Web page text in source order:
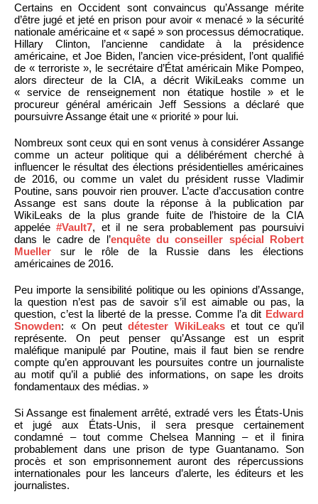
Certains en Occident sont convaincus qu’Assange mérite
d’être jugé et jeté en prison pour avoir « menacé » la sécurité
nationale américaine et « sapé » son processus démocratique.
Hillary Clinton, l’ancienne candidate à la présidence
américaine, et Joe Biden, l’ancien vice-président, l’ont qualifié
de « terroriste », le secrétaire d’État américain Mike Pompeo,
alors directeur de la CIA, a décrit WikiLeaks comme un
« service de renseignement non étatique hostile » et le
procureur général américain Jeff Sessions a déclaré que
poursuivre Assange était une « priorité » pour lui.
Nombreux sont ceux qui en sont venus à considérer Assange
comme un acteur politique qui a délibérément cherché à
influencer le résultat des élections présidentielles américaines
de 2016, ou comme un valet du président russe Vladimir
Poutine, sans pouvoir rien prouver. L’acte d’accusation contre
Assange est sans doute la réponse à la publication par
WikiLeaks de la plus grande fuite de l’histoire de la CIA
appelée#Vault7, et il ne sera probablement pas poursuivi
dans le cadre de l’enquête du conseiller spécial Robert
Mueller sur le rôle de la Russie dans les élections
américaines de 2016.
Peu importe la sensibilité politique ou les opinions d’Assange,
la question n’est pas de savoir s’il est aimable ou pas, la
question, c’est la liberté de la presse. Comme l’a dit Edward
Snowden: « On peutdétester WikiLeakset tout ce qu’il
représente. On peut penser qu’Assange est un esprit
maléfique manipulé par Poutine, mais il faut bien se rendre
compte qu’en approuvant les poursuites contre un journaliste
au motif qu’il a publié des informations, on sape les droits
fondamentaux des médias. »
Si Assange est finalement arrêté, extradé vers les États-Unis
et jugé aux États-Unis, il sera presque certainement
condamné – tout comme Chelsea Manning – et il finira
probablement dans une prison de type Guantanamo. Son
procès et son emprisonnement auront des répercussions
internationales pour les lanceurs d’alerte, les éditeurs et les
journalistes.